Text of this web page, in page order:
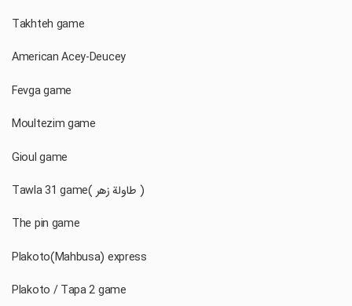
Takhteh game
American Acey-Deucey
Fevga game
Moultezim game
Gioul game
Tawla 31 game( طاولة زهر )
The pin game
Plakoto(Mahbusa) express
Plakoto / Tapa 2 game